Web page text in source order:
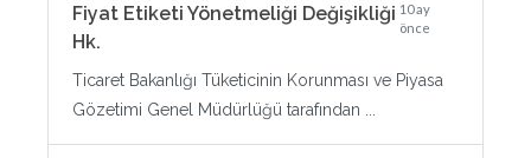
Fiyat Etiketi Yönetmeliği Değişikliği
Hk.
10 ay
önce
Ticaret Bakanlığı Tüketicinin Korunması ve Piyasa
Gözetimi Genel Müdürlüğü tarafından ...